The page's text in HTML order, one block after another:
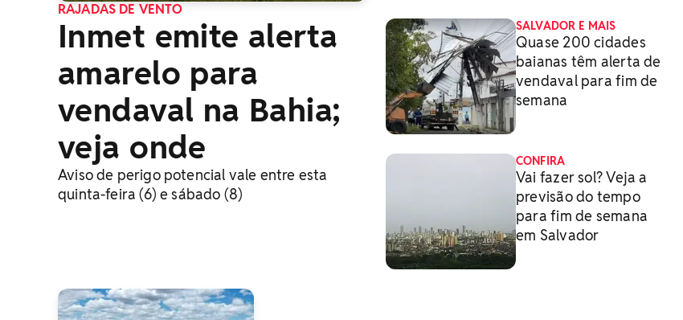
RAJADAS DE VENTO
Inmet emite alerta
amarelo para
vendaval na Bahia;
veja onde
Aviso de perigo potencial vale entre esta
quinta-feira (6) e sábado (8)
SALVADOR E MAIS
Quase 200 cidades
baianas têm alerta de
vendaval para fim de
semana
CONFIRA
Vai fazer sol? Veja a
previsão do tempo
para fim de semana
em Salvador